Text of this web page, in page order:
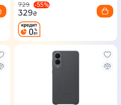
729
-55%
329₴